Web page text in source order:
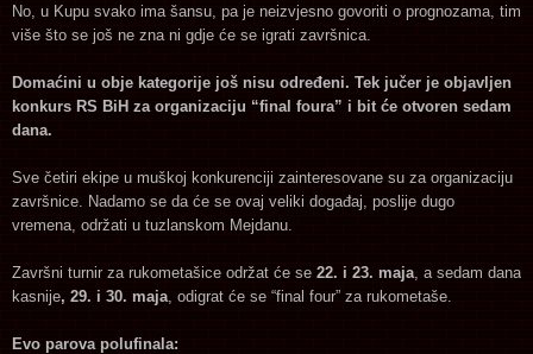
No, u Kupu svako ima šansu, pa je neizvjesno govoriti o prognozama, tim
više što se još ne zna ni gdje će se igrati završnica.
Domaćini u obje kategorije još nisu određeni. Tek jučer je objavljen
konkurs RS BiH za organizaciju “final foura” i bit će otvoren sedam
dana.
Sve četiri ekipe u muškoj konkurenciji zainteresovane su za organizaciju
završnice. Nadamo se da će se ovaj veliki događaj, poslije dugo
vremena, održati u tuzlanskom Mejdanu.
Završni turnir za rukometašice održat će se 22. i 23. maja , a sedam dana
kasnije, 29. i 30. maja , odigrat će se “final four” za rukometaše.
Evo parova polufinala: